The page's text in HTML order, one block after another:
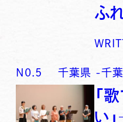
ふ
N0. 5 千葉県 -千
「
い